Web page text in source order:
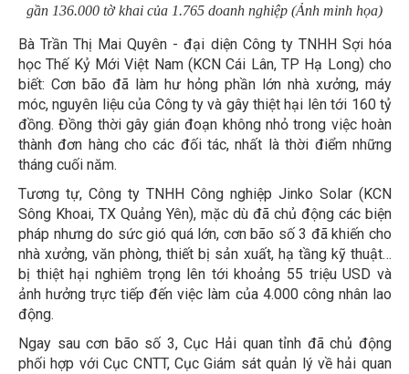
gần 136.000 tờ khai của 1.765 doanh nghiệp (Ảnh minh họa)
Bà Trần Thị Mai Quyên - đại diện Công ty TNHH Sợi hóa
học Thế Kỷ Mới Việt Nam (KCN Cái Lân, TP Hạ Long) cho
biết: Cơn bão đã làm hư hỏng phần lớn nhà xưởng, máy
móc, nguyên liệu của Công ty và gây thiệt hại lên tới 160 tỷ
đồng. Đồng thời gây gián đoạn không nhỏ trong việc hoàn
thành đơn hàng cho các đối tác, nhất là thời điểm những
tháng cuối năm.
Tương tự, Công ty TNHH Công nghiệp Jinko Solar (KCN
Sông Khoai, TX Quảng Yên), mặc dù đã chủ động các biện
pháp nhưng do sức gió quá lớn, cơn bão số 3 đã khiến cho
nhà xưởng, văn phòng, thiết bị sản xuất, hạ tầng kỹ thuật…
bị thiệt hại nghiêm trọng lên tới khoảng 55 triệu USD và
ảnh hưởng trực tiếp đến việc làm của 4.000 công nhân lao
động.
Ngay sau cơn bão số 3, Cục Hải quan tỉnh đã chủ động
phối hợp với Cục CNTT, Cục Giám sát quản lý về hải quan